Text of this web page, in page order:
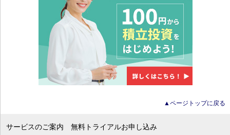
▲ページトップに戻る
サービスのご案内 無料トライアルお申し込み